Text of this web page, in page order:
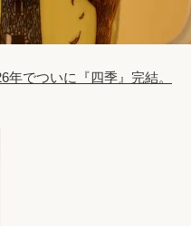
でついに『四季』完結。